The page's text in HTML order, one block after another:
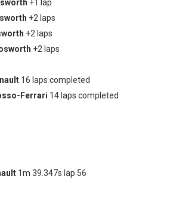
+1 lap
+2 laps
+2 laps
+2 laps
16 laps completed
Ferrari 14 laps completed
1m 39.347s lap 56